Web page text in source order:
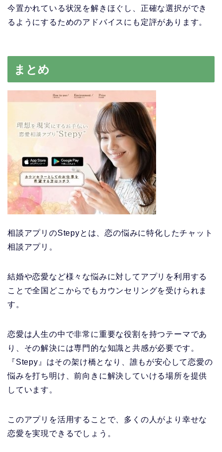
今置かれている状況を解きほぐし、正確な選択ができ
るようにするためのアドバイスにも定評があります。
まとめ
相談アプリのStepyとは、恋の悩みに特化したチャット
相談アプリ。
結婚や恋愛など様々な悩みに対してアプリを利用する
ことで全国どこからでもカウンセリングを受けられま
す。
恋愛は人生の中で非常に重要な役割を持つテーマであ
り、その解決には専門的な知識と共感が必要です。
『Stepy』はその架け橋となり、誰もが安心して恋愛の
悩みを打ち明け、前向きに解決していける場所を提供
しています。
このアプリを活用することで、多くの人がより幸せな
恋愛を実現できるでしょう。